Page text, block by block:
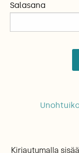
Salasana
Kirjautumalla